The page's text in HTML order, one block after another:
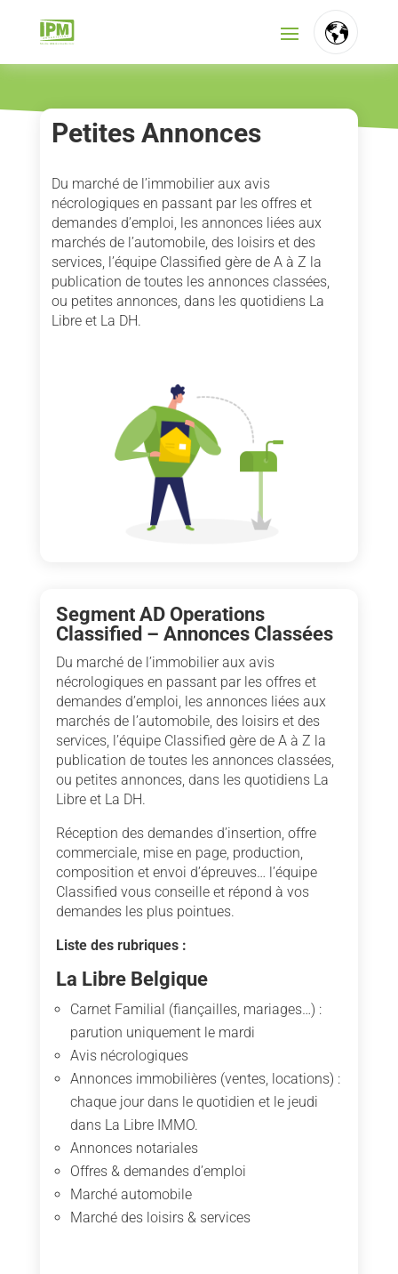
Petites Annonces
Du marché de l’immobilier aux avis
nécrologiques en passant par les offres et
demandes d’emploi, les annonces liées aux
marchés de l’automobile, des loisirs et des
services, l’équipe Classified gère de A à Z la
publication de toutes les annonces classées,
ou petites annonces, dans les quotidiens La
Libre et La DH.
Segment AD Operations
Classified – Annonces Classées
Du marché de l’immobilier aux avis
nécrologiques en passant par les offres et
demandes d’emploi, les annonces liées aux
marchés de l’automobile, des loisirs et des
services, l’équipe Classified gère de A à Z la
publication de toutes les annonces classées,
ou petites annonces, dans les quotidiens La
Libre et La DH.
Réception des demandes d’insertion, offre
commerciale, mise en page, production,
composition et envoi d’épreuves… l’équipe
Classified vous conseille et répond à vos
demandes les plus pointues.
Liste des rubriques :
La Libre Belgique
Carnet Familial (fiançailles, mariages…) :
parution uniquement le mardi
Avis nécrologiques
Annonces immobilières (ventes, locations) :
chaque jour dans le quotidien et le jeudi
dans La Libre IMMO.
Annonces notariales
Offres & demandes d’emploi
Marché automobile
Marché des loisirs & services